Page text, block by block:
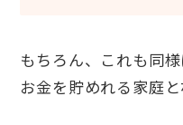
もちろん、これも同
お金を貯めれる家庭と